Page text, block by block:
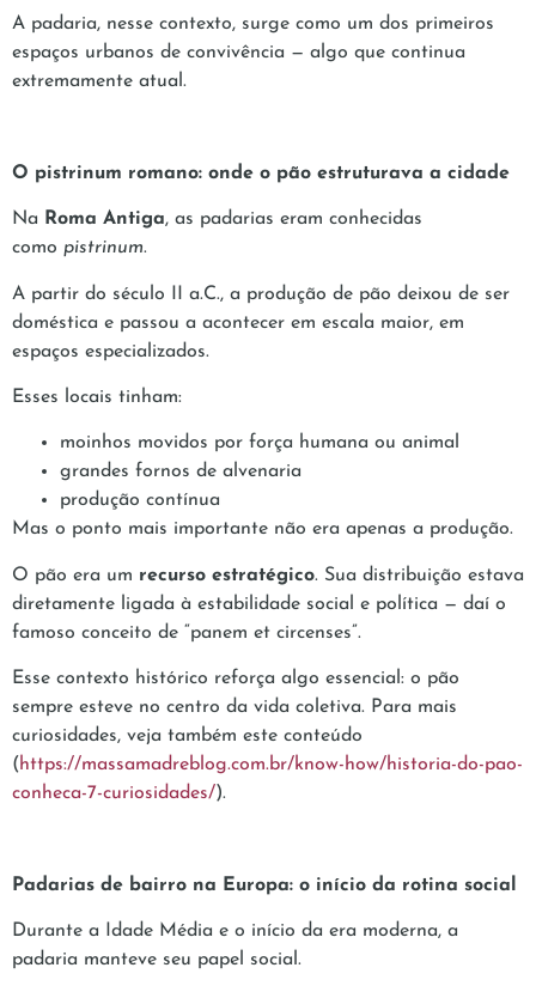
A padaria, nesse contexto, surge como um dos primeiros
espaços urbanos de convivência — algo que continua
extremamente atual.
O pistrinum romano: onde o pão estruturava a cidade
Na Roma Antiga, as padarias eram conhecidas
como pistrinum.
A partir do século II a.C., a produção de pão deixou de ser
doméstica e passou a acontecer em escala maior, em
espaços especializados.
Esses locais tinham:
moinhos movidos por força humana ou animal
grandes fornos de alvenaria
produção contínua
Mas o ponto mais importante não era apenas a produção.
O pão era um recurso estratégico. Sua distribuição estava
diretamente ligada à estabilidade social e política — daí o
famoso conceito de “panem et circenses”.
Esse contexto histórico reforça algo essencial: o pão
sempre esteve no centro da vida coletiva. Para mais
curiosidades, veja também este conteúdo
(https://massamadreblog.com.br/know-how/historia-do-pao-
conheca-7-curiosidades/).
Padarias de bairro na Europa: o início da rotina social
Durante a Idade Média e o início da era moderna, a
padaria manteve seu papel social.